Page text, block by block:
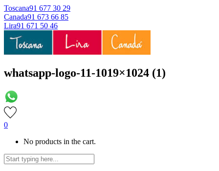
Toscana91 677 30 29
Canada91 673 66 85
Lira91 671 50 46
whatsapp-logo-11-1019×1024 (1)
0
No products in the cart.